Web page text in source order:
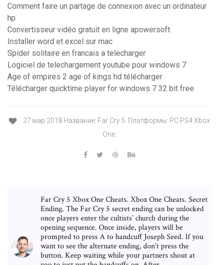
Comment faire un partage de connexion avec un ordinateur
hp
Convertisseur vidéo gratuit en ligne apowersoft
Installer word et excel sur mac
Spider solitaire en francais a telecharger
Logiciel de telechargement youtube pour windows 7
Age of empires 2 age of kings hd télécharger
Télécharger quicktime player for windows 7 32 bit free
27 мар 2018 Название: Far Cry 5. Платформы: PC PS4 Xbox
One.
Far Cry 5 Xbox One Cheats. Xbox One Cheats. Secret
Ending. The Far Cry 5 secret ending can be unlocked
once players enter the cultists’ church during the
opening sequence. Once inside, players will be
prompted to press A to handcuff Joseph Seed. If you
want to see the alternate ending, don’t press the
button. Keep waiting while your partners shout at